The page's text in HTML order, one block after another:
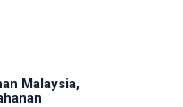
Malaysia,